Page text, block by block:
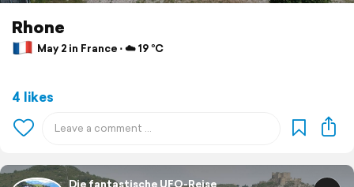
Rhone
May 2 in France ⋅ ☁️ 19 °C
4 likes